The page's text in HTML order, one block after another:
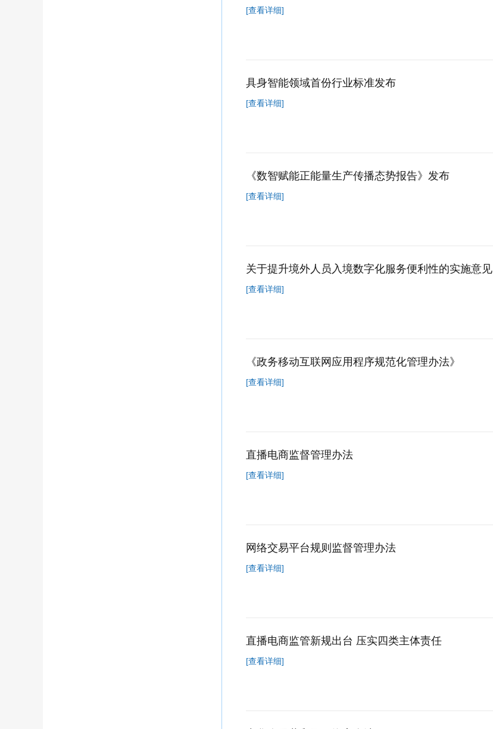
[查看详细]
具身智能领域首份行业标准发布
[查看详细]
《数智赋能正能量生产传播态势报告》发布
[查看详细]
关于提升境外人员入境数字化服务便利性的实施意见
[查看详细]
《政务移动互联网应用程序规范化管理办法》
[查看详细]
​直播电商监督管理办法
[查看详细]
网络交易平台规则监督管理办法
[查看详细]
直播电商监管新规出台 压实四类主体责任
[查看详细]